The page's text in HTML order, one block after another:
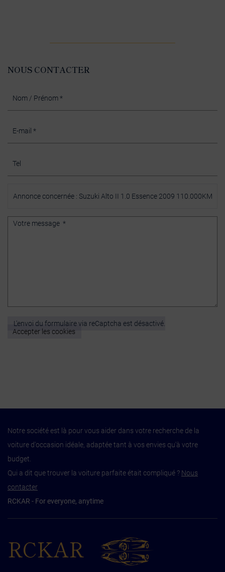
NOUS CONTACTER
L'envoi du formulaire via reCaptcha est désactivé.
Accepter les cookies
Notre société est là pour vous aider dans votre recherche de la
voiture d'occasion idéale, adaptée tant à vos envies qu'à votre
budget.
Qui a dit que trouver la voiture parfaite était compliqué ? Nous
contacter
RCKAR - For everyone, anytime
RCKAR